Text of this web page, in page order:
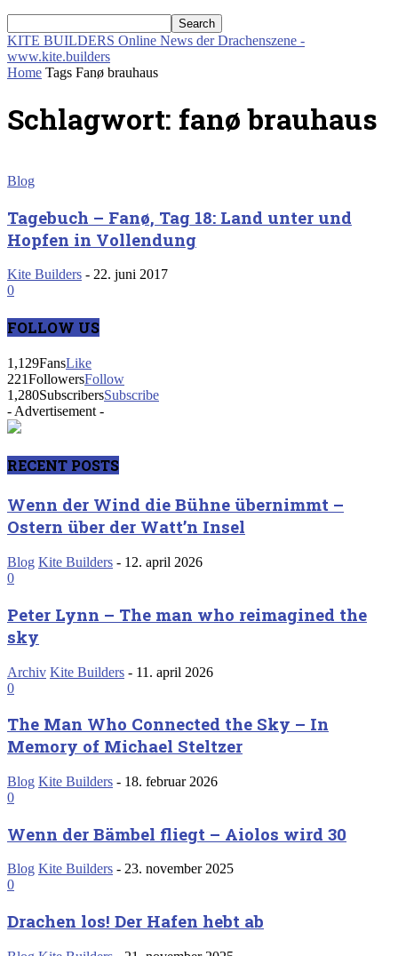
KITE BUILDERS Online News der Drachenszene -
www.kite.builders
Home Tags Fanø brauhaus
Schlagwort: fanø brauhaus
Blog
Tagebuch – Fanø, Tag 18: Land unter und
Hopfen in Vollendung
Kite Builders - 22. juni 2017
0
FOLLOW US
1,129FansLike
221FollowersFollow
1,280SubscribersSubscribe
- Advertisement -
RECENT POSTS
Wenn der Wind die Bühne übernimmt –
Ostern über der Watt’n Insel
Blog Kite Builders - 12. april 2026
0
Peter Lynn – The man who reimagined the
sky
Archiv Kite Builders - 11. april 2026
0
The Man Who Connected the Sky – In
Memory of Michael Steltzer
Blog Kite Builders - 18. februar 2026
0
Wenn der Bämbel fliegt – Aiolos wird 30
Blog Kite Builders - 23. november 2025
0
Drachen los! Der Hafen hebt ab